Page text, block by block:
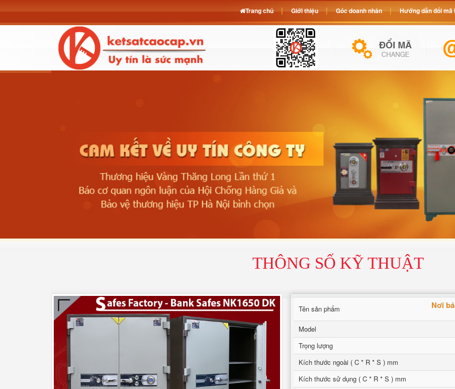
THÔNG SỐ KỸ THUẬT
Tên sản phẩm Nơi
Model
Trọng lượng
Kích thước ngoài ( C * R * S ) mm
Kích thước sử dụng ( C * R * S ) mm
Trang chủ Giới thiệu Góc doanh nhân Hướng dẫn đổi mã